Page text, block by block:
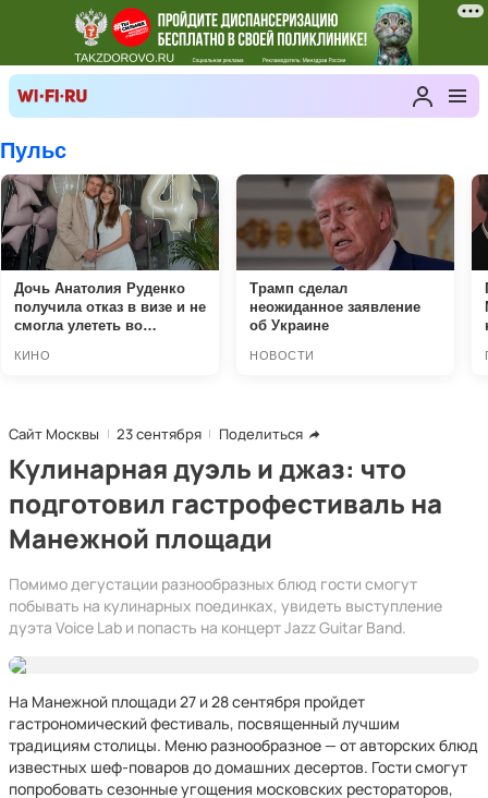
Сайт Москвы 23 сентября Поделиться
Кулинарная дуэль и джаз: что
подготовил гастрофестиваль на
Манежной площади
Помимо дегустации разнообразных блюд гости смогут
побывать на кулинарных поединках, увидеть выступление
дуэта Voice Lab и попасть на концерт Jazz Guitar Band.
На Манежной площади 27 и 28 сентября пройдет
гастрономический фестиваль, посвященный лучшим
традициям столицы. Меню разнообразное — от авторских блюд
известных шеф-поваров до домашних десертов. Гости смогут
попробовать сезонные угощения московских рестораторов,